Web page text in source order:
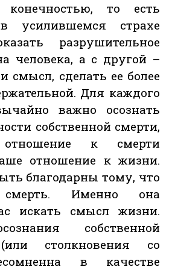
то есть
усилившемся страхе
разрушительное
человека, а с другой –
смысл, сделать ее более
Для каждого
важно осознать
собственной смерти,
к смерти
отношение к жизни.
благодарны тому, что
смерть. Именно она
искать смысл жизни.
собственной
столкновения со
в качестве